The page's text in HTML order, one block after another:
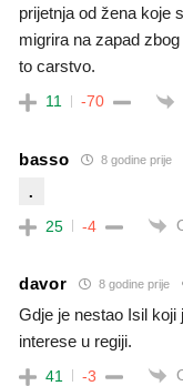
prijetnja od žena koje
migrira na zapad
to carstvo.
11 -70
basso 8 godine prije
.
25 -4
davor 8 godine prije
Gdje je nestao Isil
interese u regiji.
41 -3